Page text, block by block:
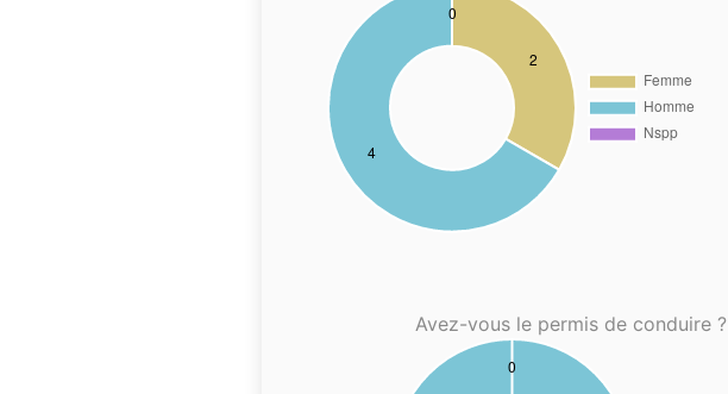
Avez-vous le permis de conduire ?